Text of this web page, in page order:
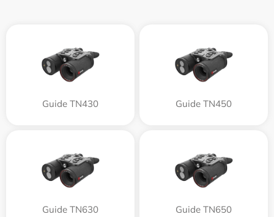
Guide TN430 Guide TN450
Guide TN630 Guide TN650